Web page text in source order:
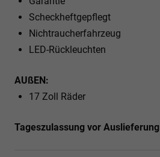
Scheckheftgepflegt
Nichtraucherfahrzeug
LED-Rückleuchten
AUßEN:
17 Zoll Räder
Tageszulassung vor Auslieferung